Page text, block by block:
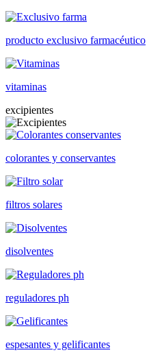
producto exclusivo farmacéutico
vitaminas
excipientes
colorantes y conservantes
filtros solares
disolventes
reguladores ph
espesantes y gelificantes